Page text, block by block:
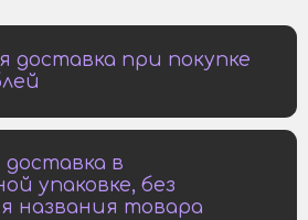
доставка при покупке
в
упаковке, без
названия товара